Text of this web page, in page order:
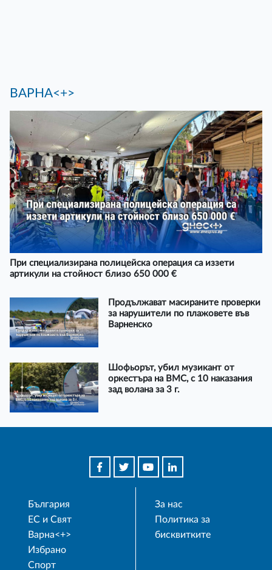
ВАРНА<+>
При специализирана полицейска операция са иззети
артикули на стойност близо 650 000 €
Продължават масираните проверки
за нарушители по плажовете във
Варненско
Шофьорът, убил музикант от
оркестъра на ВМС, с 10 наказания
зад волана за 3 г.
България
ЕС и Свят
Варна<+>
Избрано
Спорт
За нас
Политика за
бисквитките